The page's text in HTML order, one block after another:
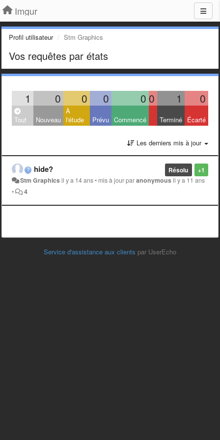
Imgur
Profil utilisateur Stm Graphics
Vos requêtes par états
1 0 0 0 0 0 1 0
Tout Nouveau
À
l'étude
Prévu Commencé Terminé Écarté
Les derniers mis à jour
+1
Résolu
hide?
Stm Graphicsil y a 14 ans• mis à jour paranonymousil y a 11 ans
•
4
Service d'assistance aux clients par UserEcho